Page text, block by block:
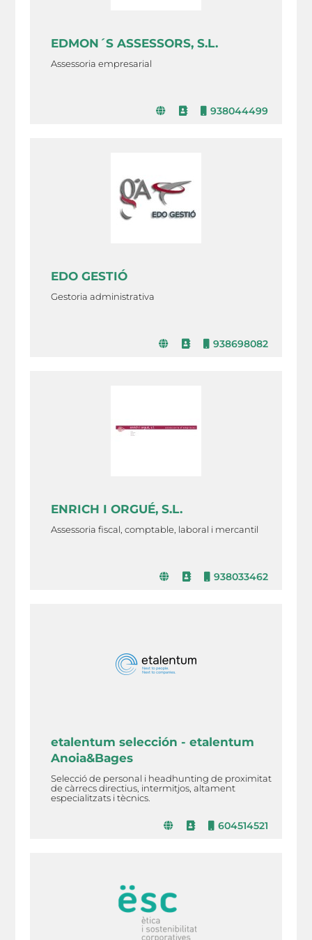
EDMON´S ASSESSORS, S.L.
Assessoria empresarial
938044499
EDO GESTIÓ
Gestoria administrativa
938698082
ENRICH I ORGUÉ, S.L.
Assessoria fiscal, comptable, laboral i mercantil
938033462
etalentum selección - etalentum
Anoia&Bages
Selecció de personal i headhunting de proximitat
de càrrecs directius, intermitjos, altament
especialitzats i tècnics.
604514521